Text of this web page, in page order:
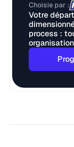
Choisie par :
Votre
process :